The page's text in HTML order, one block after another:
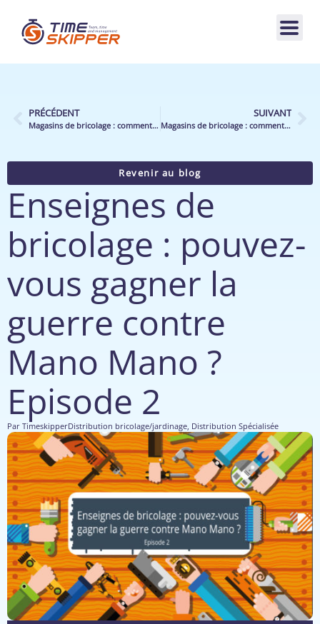
PRÉCÉDENT
Magasins de bricolage : comment proposer plus de services et de conseil à la vente sans embaucher plus ?
SUIVANT
Magasins de bricolage : comment mieux recevoir vos clients en point de vente ?
Revenir au blog
Enseignes de
bricolage : pouvez-
vous gagner la
guerre contre
Mano Mano ?
Episode 2
Par TimeskipperDistribution bricolage/jardinage, Distribution Spécialisée